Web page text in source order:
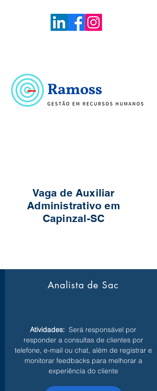
Vaga de Auxiliar
Administrativo em
Capinzal-SC
Analista de Sac
Atividades: Será responsável por
responder a consultas de clientes por
telefone, e-mail ou chat, além de registrar e
monitorar feedbacks para melhorar a
experiência do cliente